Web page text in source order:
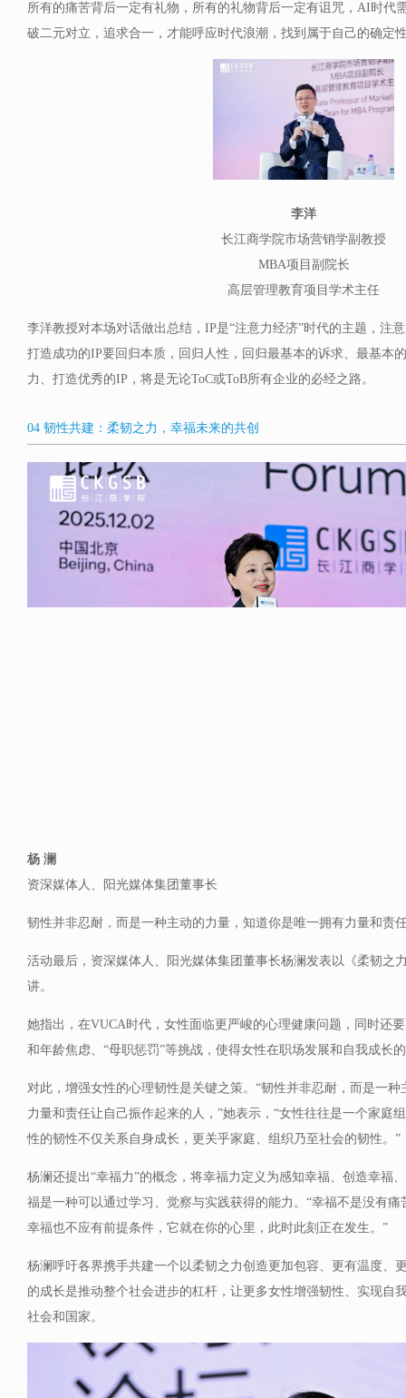
所有的痛苦背后一定有礼物，所有的礼物背后一定有诅咒，AI时代
破二元对立，追求合一，才能呼应时代浪潮，找到属于自己的确定
李洋
长江商学院市场营销学副教授
MBA项目副院长
高层管理教育项目学术主任
李洋教授对本场对话做出总结，IP是“注意力经济”时代的主题，注
打造成功的IP要回归本质，回归人性，回归最基本的诉求、最基本
力、打造优秀的IP，将是无论ToC或ToB所有企业的必经之路。
04 韧性共建：柔韧之力，幸福未来的共创
杨 澜
资深媒体人、阳光媒体集团董事长
韧性并非忍耐，而是一种主动的力量，知道你是唯一拥有力量和责
活动最后，资深媒体人、阳光媒体集团董事长杨澜发表以《柔韧之
讲。
她指出，在VUCA时代，女性面临更严峻的心理健康问题，同时还
和年龄焦虑、“母职惩罚”等挑战，使得女性在职场发展和自我成长
对此，增强女性的心理韧性是关键之策。“韧性并非忍耐，而是一
力量和责任让自己振作起来的人，”她表示，“女性往往是一个家庭
性的韧性不仅关系自身成长，更关乎家庭、组织乃至社会的韧性。”
杨澜还提出“幸福力”的概念，将幸福力定义为感知幸福、创造幸福
福是一种可以通过学习、觉察与实践获得的能力。“幸福不是没有
幸福也不应有前提条件，它就在你的心里，此时此刻正在发生。”
杨澜呼吁各界携手共建一个以柔韧之力创造更加包容、更有温度、
的成长是推动整个社会进步的杠杆，让更多女性增强韧性、实现自
社会和国家。